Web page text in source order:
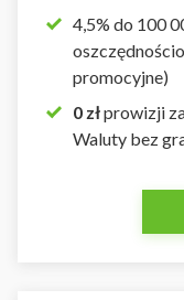
4,5% do 100
promocyjne)
0 złprowizji
Waluty bez